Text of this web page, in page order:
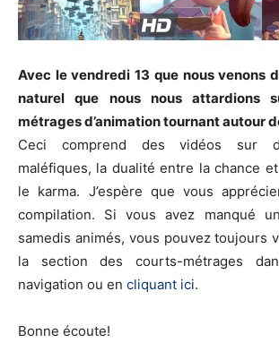
Avec le vendredi 13 que nous venons
naturel que nous nous attardions
métrages d’animation tournant autour
Ceci comprend des vidéos sur
maléfiques, la dualité entre la chance
le karma. J’espère que vous
compilation. Si vous avez manqué
samedis animés, vous pouvez toujours
la section des courts-métrages
navigation ou en cliquant ici.
Bonne écoute!